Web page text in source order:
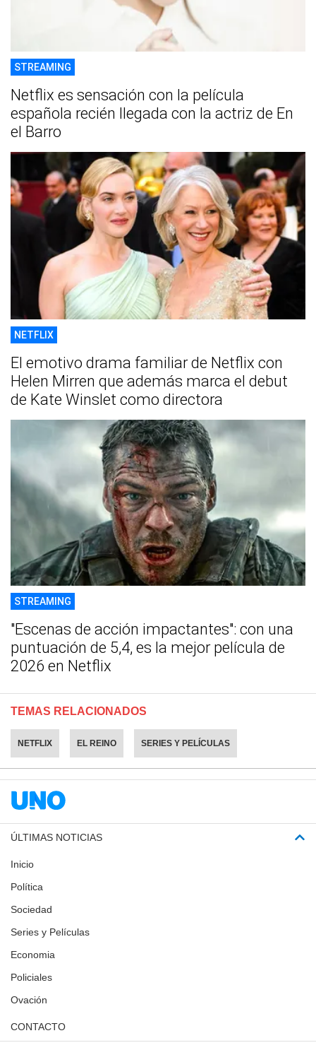
STREAMING
Netflix es sensación con la película
española recién llegada con la actriz de En
el Barro
NETFLIX
El emotivo drama familiar de Netflix con
Helen Mirren que además marca el debut
de Kate Winslet como directora
STREAMING
"Escenas de acción impactantes": con una
puntuación de 5,4, es la mejor película de
2026 en Netflix
TEMAS RELACIONADOS
NETFLIX EL REINO SERIES Y PELÍCULAS
ÚLTIMAS NOTICIAS
Inicio
Política
Sociedad
Series y Películas
Economia
Policiales
Ovación
CONTACTO